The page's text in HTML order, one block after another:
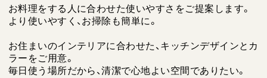
お料理をする人に合わせた使いやすさをご提案します。
より使いやすく、お掃除も簡単に。
お住まいのインテリアに合わせた、キッチンデザインとカ
ラーをご用意。
毎日使う場所だから、清潔で心地よい空間でありたい。